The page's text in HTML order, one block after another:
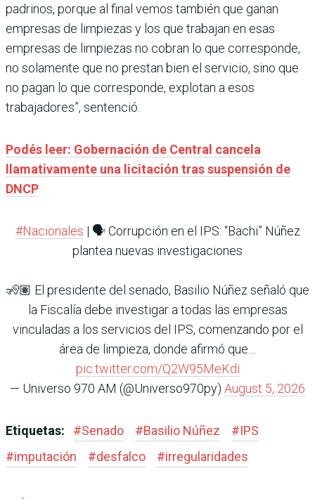
padrinos, porque al final vemos también que ganan
empresas de limpiezas y los que trabajan en esas
empresas de limpiezas no cobran lo que corresponde,
no solamente que no prestan bien el servicio, sino que
no pagan lo que corresponde, explotan a esos
trabajadores”, sentenció.
Podés leer: Gobernación de Central cancela
llamativamente una licitación tras suspensión de
DNCP
#Nacionales | 🗣️ Corrupción en el IPS: “Bachi” Núñez
plantea nuevas investigaciones
🧏🏽 El presidente del senado, Basilio Núñez señaló que
la Fiscalía debe investigar a todas las empresas
vinculadas a los servicios del IPS, comenzando por el
área de limpieza, donde afirmó que…
pic.twitter.com/Q2W95MeKdi
— Universo 970 AM (@Universo970py) August 5, 2026
Etiquetas: #Senado #Basilio Núñez #IPS
#imputación #desfalco #irregularidades